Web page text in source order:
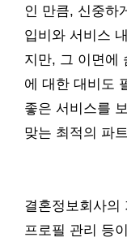
인 만큼, 신중하
입비와 서비스
지만, 그 이면에
에 대한 대비도
좋은 서비스를
맞는 최적의 파
결혼정보회사의
프로필 관리 등